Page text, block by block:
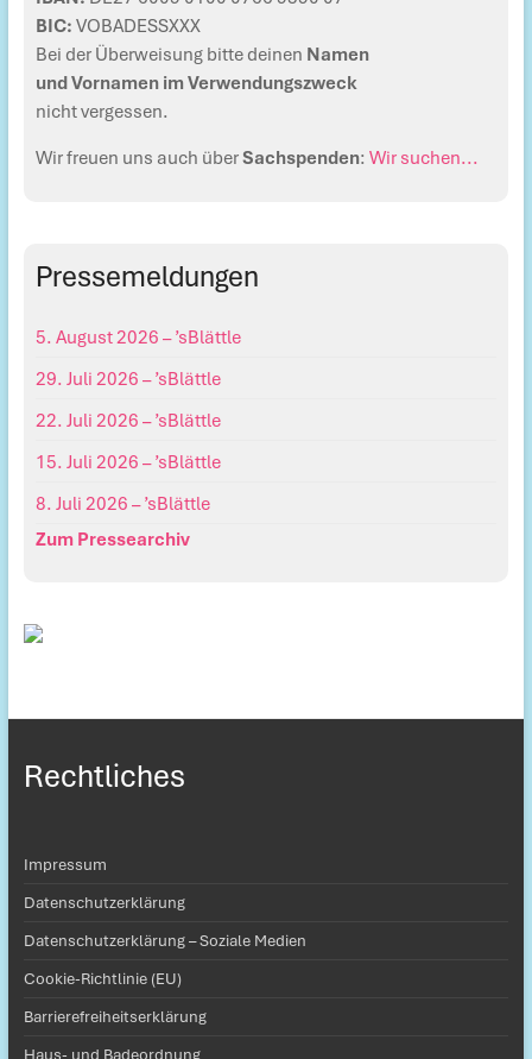
BIC:VOBADESSXXX
Bei der Überweisung bitte deinen Namen
und Vornamen im Verwendungszweck
nicht vergessen.
Wir freuen uns auch überSachspenden:Wir suchen...
Pressemeldungen
5. August 2026 – ’sBlättle
29. Juli 2026 – ’sBlättle
22. Juli 2026 – ’sBlättle
15. Juli 2026 – ’sBlättle
8. Juli 2026 – ’sBlättle
Zum Pressearchiv
Rechtliches
Impressum
Datenschutzerklärung
Datenschutzerklärung – Soziale Medien
Cookie-Richtlinie (EU)
Barrierefreiheitserklärung
Haus- und Badeordnung